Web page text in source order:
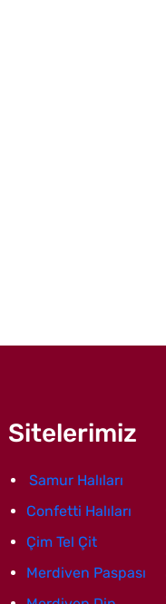
Sitelerimiz
Samur Halıları
Confetti Halıları
Çim Tel Çit
Merdiven Paspası